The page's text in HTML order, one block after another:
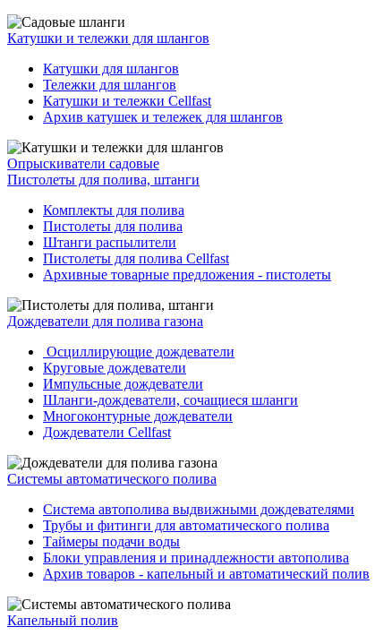
Катушки и тележки для шлангов
Катушки для шлангов
Тележки для шлангов
Катушки и тележки Cellfast
Архив катушек и тележек для шлангов
Опрыскиватели садовые
Пистолеты для полива, штанги
Комплекты для полива
Пистолеты для полива
Штанги распылители
Пистолеты для полива Cellfast
Архивные товарные предложения - пистолеты
Дождеватели для полива газона
Осциллирующие дождеватели
Круговые дождеватели
Импульсные дождеватели
Шланги-дождеватели, сочащиеся шланги
Многоконтурные дождеватели
Дождеватели Cellfast
Системы автоматического полива
Система автополива выдвижными дождевателями
Трубы и фитинги для автоматического полива
Таймеры подачи воды
Блоки управления и принадлежности автополива
Архив товаров - капельный и автоматический полив
Капельный полив